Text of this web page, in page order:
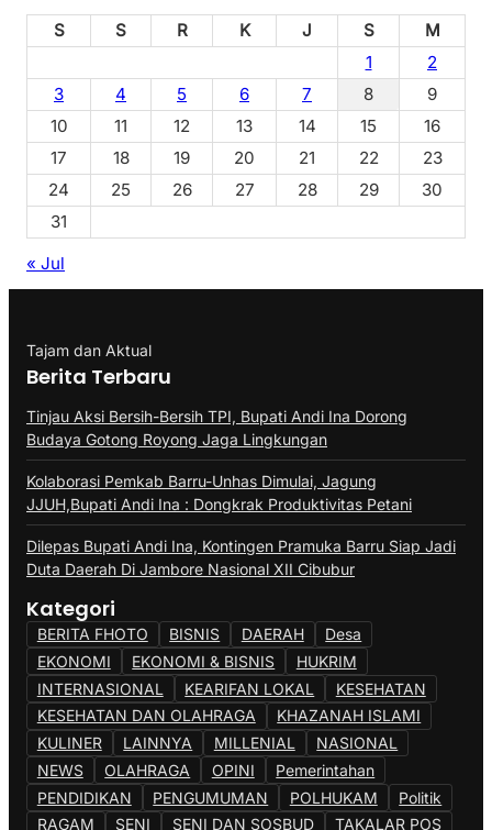
S
S R K J S
M
1
2
3
4 5 6 7 8
9
10
11 12 13 14 15
16
17
18 19 20 21 22
23
24
25 26 27 28 29
30
31
« Jul
Tajam dan Aktual
Berita Terbaru
Tinjau Aksi Bersih-Bersih TPI, Bupati Andi Ina Dorong
Budaya Gotong Royong Jaga Lingkungan
Kolaborasi Pemkab Barru-Unhas Dimulai, Jagung
JJUH,Bupati Andi Ina : Dongkrak Produktivitas Petani
Dilepas Bupati Andi Ina, Kontingen Pramuka Barru Siap Jadi
Duta Daerah Di Jambore Nasional XII Cibubur
Kategori
BERITA FHOTO BISNIS DAERAH
Desa
EKONOMI
EKONOMI & BISNIS
HUKRIM
INTERNASIONAL
KEARIFAN LOKAL
KESEHATAN
KESEHATAN DAN OLAHRAGA
KHAZANAH ISLAMI
KULINER
LAINNYA MILLENIAL
NASIONAL
NEWS
OLAHRAGA OPINI
Pemerintahan
PENDIDIKAN
PENGUMUMAN POLHUKAM
Politik
RAGAM
SENI SENI DAN SOSBUD TAKALAR POS